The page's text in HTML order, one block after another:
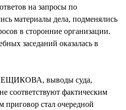
на запросы по
материалы дела, подменялись
в сторонние организации.
заседаний оказалась в
выводы суда,
соответствуют фактическим
приговор стал очередной